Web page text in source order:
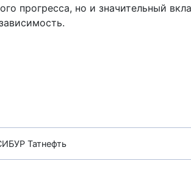
прогресса, но и значительный
Татнефть